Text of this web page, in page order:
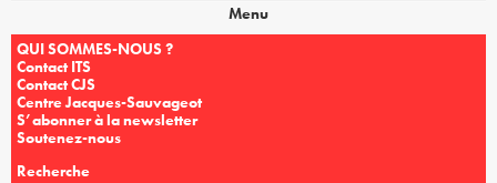
Menu
QUI SOMMES-NOUS ?
Contact ITS
Contact CJS
Centre Jacques-Sauvageot
S’abonner à la newsletter
Soutenez-nous
Recherche